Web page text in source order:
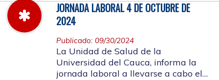
JORNADA LABORAL 4 DE OCTUBRE DE
2024
Publicado: 09/30/2024
La Unidad de Salud de la
Universidad del Cauca, informa la
jornada laboral a llevarse a cabo el